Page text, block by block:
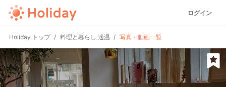
ログイン
Holiday トップ 料理と暮らし 適温 写真・動画一覧